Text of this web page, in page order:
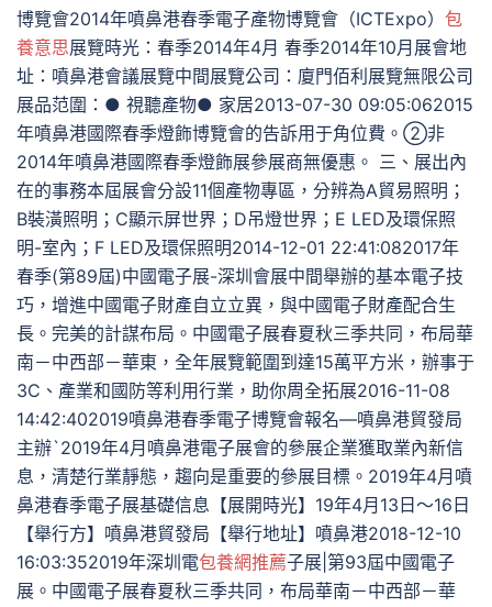
博覽會2014年噴鼻港春季電子產物博覽會（ICTExpo） 包
養意思展覽時光：春季2014年4月 春季2014年10月展會地
址：噴鼻港會議展覽中間展覽公司：廈門佰利展覽無限公司
展品范圍：● 視聽產物● 家居2013-07-30 09:05:062015
年噴鼻港國際春季燈飾博覽會的告訴用于角位費。②非
2014年噴鼻港國際春季燈飾展參展商無優惠。 三、展出內
在的事務本屆展會分設11個產物專區，分辨為A貿易照明；
B裝潢照明；C顯示屏世界；D吊燈世界；E LED及環保照
明-室內；F LED及環保照明2014-12-01 22:41:082017年
春季(第89屆)中國電子展-深圳會展中間舉辦的基本電子技
巧，增進中國電子財產自立立異，與中國電子財產配合生
長。完美的計謀布局。中國電子展春夏秋三季共同，布局華
南－中西部－華東，全年展覽範圍到達15萬平方米，辦事于
3C、產業和國防等利用行業，助你周全拓展2016-11-08
14:42:402019噴鼻港春季電子博覽會報名—噴鼻港貿發局
主辦`2019年4月噴鼻港電子展會的參展企業獲取業內新信
息，清楚行業靜態，趨向是重要的參展目標。2019年4月噴
鼻港春季電子展基礎信息【展開時光】19年4月13日～16日
【舉行方】噴鼻港貿發局【舉行地址】噴鼻港2018-12-10
16:03:352019年深圳電包養網推薦子展|第93屆中國電子
展。中國電子展春夏秋三季共同，布局華南－中西部－華